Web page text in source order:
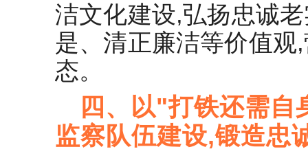
洁文化建设,弘扬忠诚
是、清正廉洁等价值
态。
四、以"打铁还需
监察队伍建设,锻造忠